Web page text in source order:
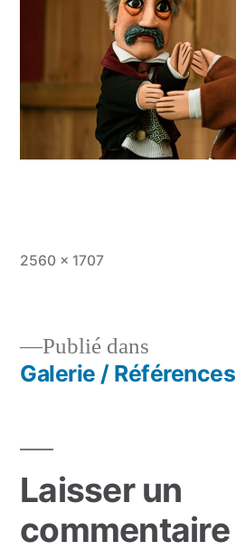
Taille
2560 × 1707
Navigation
l’article
Publié dans
Galerie / Références
Laisser un
commentaire